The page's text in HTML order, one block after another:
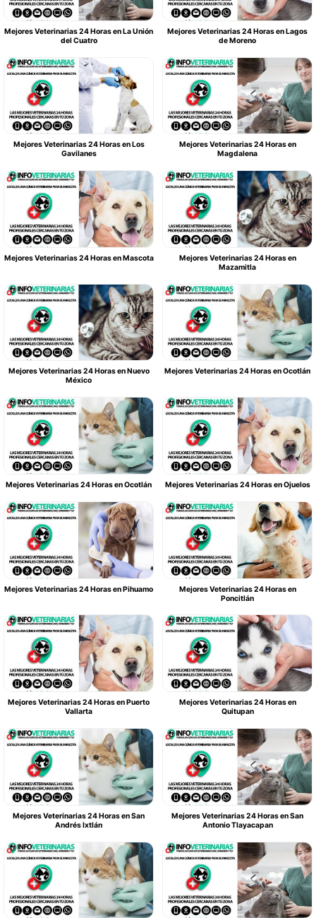
Mejores Veterinarias 24 Horas en La Unión
del Cuatro
Mejores Veterinarias 24 Horas en Lagos
de Moreno
Mejores Veterinarias 24 Horas en Los
Gavilanes
Mejores Veterinarias 24 Horas en
Magdalena
Mejores Veterinarias 24 Horas en Mascota
Mejores Veterinarias 24 Horas en
Mazamitla
Mejores Veterinarias 24 Horas en Nuevo
México
Mejores Veterinarias 24 Horas en Ocotlán
Mejores Veterinarias 24 Horas en Ocotlán Mejores Veterinarias 24 Horas en Ojuelos
Mejores Veterinarias 24 Horas en Pihuamo
Mejores Veterinarias 24 Horas en
Poncitlán
Mejores Veterinarias 24 Horas en Puerto
Vallarta
Mejores Veterinarias 24 Horas en
Quitupan
Mejores Veterinarias 24 Horas en San
Andrés Ixtlán
Mejores Veterinarias 24 Horas en San
Antonio Tlayacapan